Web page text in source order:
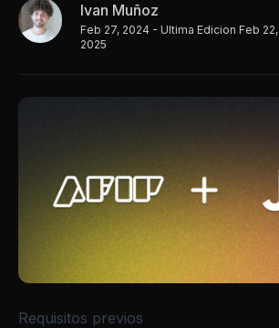
Ivan Muñoz
Feb 27, 2024 - Ultima Edicion Feb 22,
2025
Requisitos previos